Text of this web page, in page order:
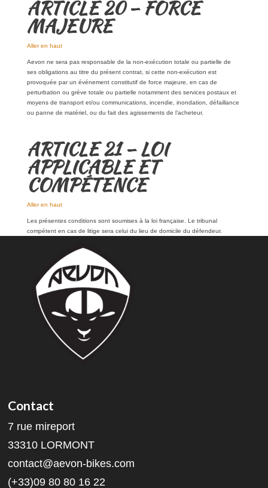
ARTICLE 20 – FORCE
MAJEURE
Aller en haut
Aevon ne sera pas responsable de la non-exécution totale ou partielle de
ses obligations au titre du présent contrat, si cette non-exécution est
provoquée par un événement constitutif de force majeure, en cas de
perturbation ou grève totale ou partielle notamment des services postaux et
moyens de transport et/ou communications, incendie, inondation, défaillance
ou panne de matériel, ou du fait des agissements de l’acheteur.
ARTICLE 21 – LOI
APPLICABLE ET
COMPÉTENCE
Aller en haut
Les présentes conditions sont soumises à la loi française. Le tribunal
compétent en cas de litige sera celui du lieu de domicile du défendeur.
Contact
7 rue mireport
33310 LORMONT
contact@aevon-bikes.com
(+33)09 80 80 16 22